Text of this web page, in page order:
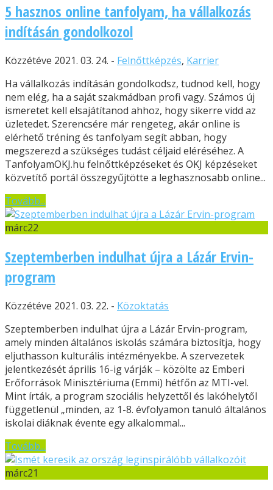
5 hasznos online tanfolyam, ha vállalkozás
indításán gondolkozol
Közzétéve 2021. 03. 24. - Felnőttképzés, Karrier
Ha vállalkozás indításán gondolkodsz, tudnod kell, hogy
nem elég, ha a saját szakmádban profi vagy. Számos új
ismeretet kell elsajátítanod ahhoz, hogy sikerre vidd az
üzletedet. Szerencsére már rengeteg, akár online is
elérhető tréning és tanfolyam segít abban, hogy
megszerezd a szükséges tudást céljaid eléréséhez. A
TanfolyamOKJ.hu felnőttképzéseket és OKJ képzéseket
közvetítő portál összegyűjtötte a leghasznosabb online...
Tovább...
márc22
Szeptemberben indulhat újra a Lázár Ervin-
program
Közzétéve 2021. 03. 22. - Közoktatás
Szeptemberben indulhat újra a Lázár Ervin-program,
amely minden általános iskolás számára biztosítja, hogy
eljuthasson kulturális intézményekbe. A szervezetek
jelentkezését április 16-ig várják – közölte az Emberi
Erőforrások Minisztériuma (Emmi) hétfőn az MTI-vel.
Mint írták, a program szociális helyzettől és lakóhelytől
függetlenül „minden, az 1-8. évfolyamon tanuló általános
iskolai diáknak évente egy alkalommal...
Tovább...
márc21